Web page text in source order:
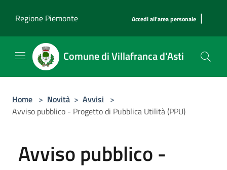
Regione Piemonte
Accedi all'area personale |
Comune di Villafranca d'Asti
Home > Novità > Avvisi >
Avviso pubblico - Progetto di Pubblica Utilità (PPU)
Avviso pubblico -